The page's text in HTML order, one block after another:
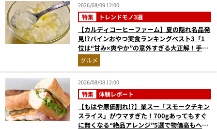
2026/08/09 12:00
特集 トレンドモノ3選
【カルディコーヒーファーム】夏の隠れ名品発
見!?パインおやつ実食ランキングベスト3「1
位は“甘み×爽やか”の意外すぎる大正解！手が
止まらない『かりんとう』」
グルメ
2026/08/08 12:00
特集 体験レポート
【もはや原価割れ!?】業スー「スモークチキン
スライス」がウマすぎた！700gあってもすぐ
に無くなる“絶品アレンジ”5選で物価高もへっ